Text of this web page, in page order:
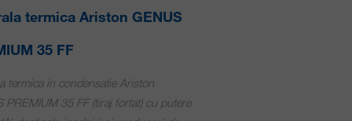
termica Ariston GENUS
35 FF
termica in condensatie Ariston
PREMIUM 35 FF (tiraj fortat) cu putere